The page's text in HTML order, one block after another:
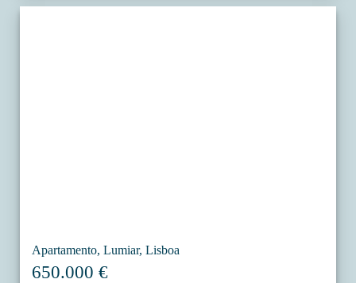
Apartamento, Lumiar, Lisboa
650.000 €